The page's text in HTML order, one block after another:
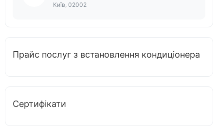
Київ, 02002
Прайс послуг з встановлення кондиціонера
Сертифікати